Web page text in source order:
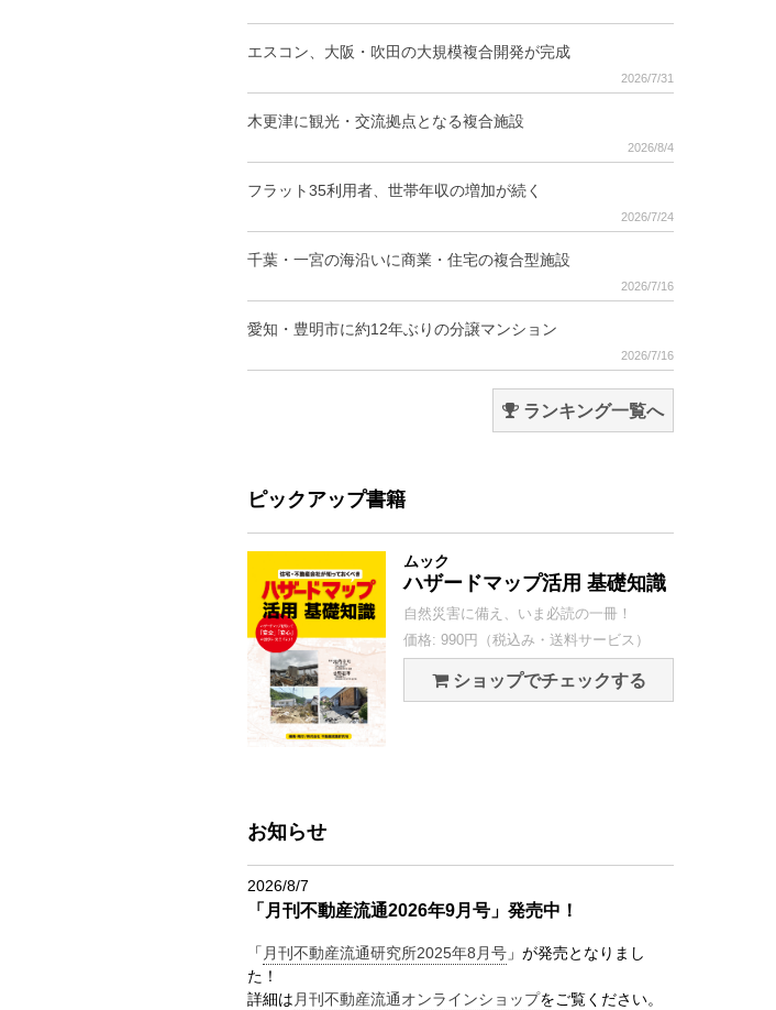
エスコン、大阪・吹田の大規模複合開発が完成
2026/7/31
木更津に観光・交流拠点となる複合施設
2026/8/4
フラット35利用者、世帯年収の増加が続く
2026/7/24
千葉・一宮の海沿いに商業・住宅の複合型施設
2026/7/16
愛知・豊明市に約12年ぶりの分譲マンション
2026/7/16
ランキング一覧へ
ピックアップ書籍
ムック
ハザードマップ活用 基礎知識
自然災害に備え、いま必読の一冊！
価格: 990円（税込み・送料サービス）
ショップでチェックする
お知らせ
2026/8/7
「月刊不動産流通2026年9月号」発売中！
「 月刊不動産流通研究所2025年8月号 」が発売となりまし
た！
詳細は 月刊不動産流通オンラインショップをご覧ください。